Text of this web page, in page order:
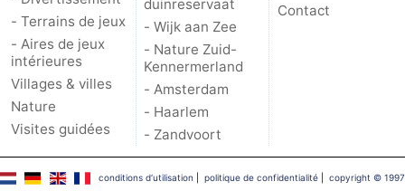
- Terrains de jeux
- Aires de jeux
intérieures
Villages & villes
Nature
Visites guidées
duinreservaat
- Wijk aan Zee
- Nature Zuid-
Kennermerland
- Amsterdam
- Haarlem
- Zandvoort
Contact
conditions d‘utilisation politique de confidentialité| copyright © 1997